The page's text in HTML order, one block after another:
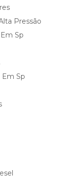
Pressão
Sp
Sp